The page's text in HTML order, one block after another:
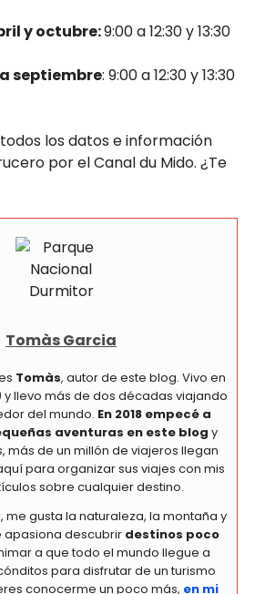
y octubre:9:00 a 12:30 y 13:30
septiembre: 9:00 a 12:30 y 13:30
los datos e información
por el Canal du Mido. ¿Te
Tomàs Garcia
Tomàs, autor de este blog. Vivo en
llevo más de dos décadas viajando
del mundo. En 2018 empecé a
aventuras en este blog y
más de un millón de viajeros llegan
para organizar sus viajes con mis
sobre cualquier destino.
me gusta la naturaleza, la montaña y
apasiona descubrir destinos poco
a que todo el mundo llegue a
para disfrutar de un turismo
conocerme un poco más, en mi